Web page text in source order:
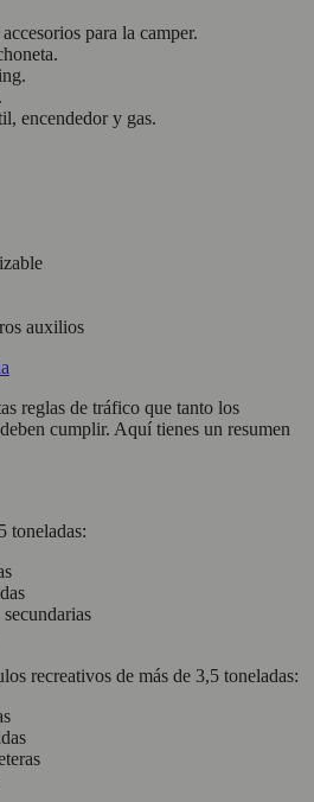
para la camper.
encendedor y gas.
auxilios
reglas de tráfico que tanto los
cumplir. Aquí tienes un resumen
toneladas:
recreativos de más de 3,5 toneladas: